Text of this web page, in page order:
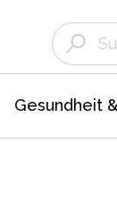
Gesundheit